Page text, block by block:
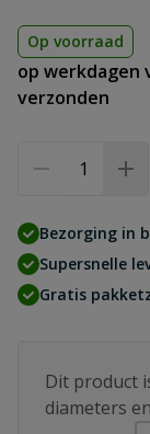
Op voorraad
op werkdagen
verzonden
Bezorging in
Supersnelle
Gratis
Dit product
diameters